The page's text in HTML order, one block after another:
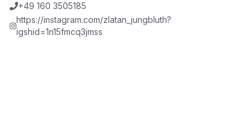
+49 160 3505185
https://instagram.com/zlatan_jungbluth?
igshid=1n15fmcq3jmss